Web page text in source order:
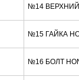
№14 ВЕРХНИЙ
№15 ГАЙКА
№16 БОЛТ